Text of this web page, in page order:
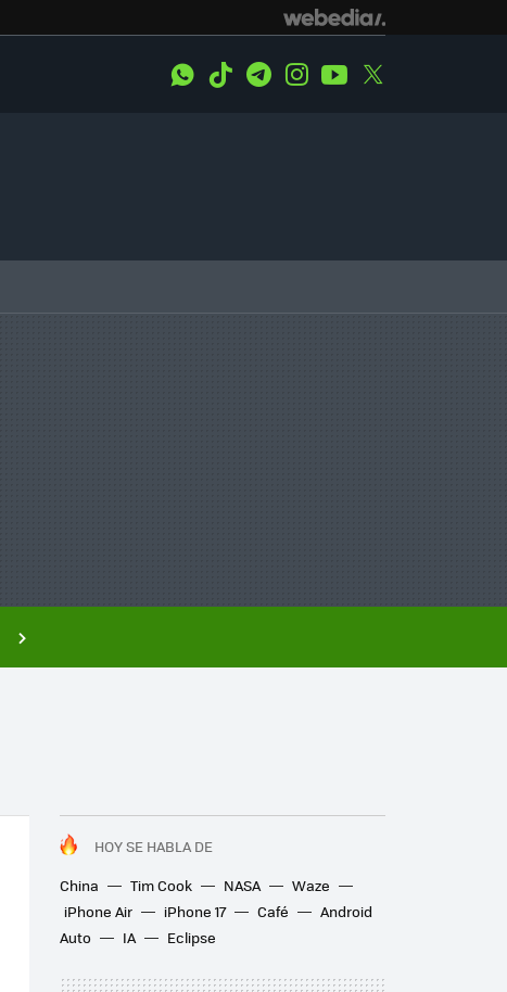
WhatsApp
Tiktok TelegramInstagramYoutube
HOY SE HABLA DE
China
Tim Cook NASA
Waze
iPhone Air
iPhone 17 Café
Android
Auto
IA Eclipse